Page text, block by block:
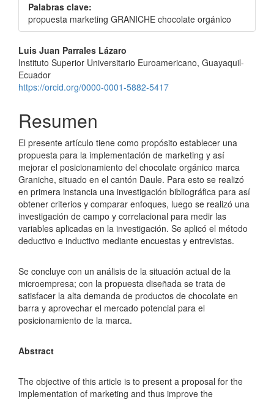
Palabras clave:
propuesta marketing GRANICHE chocolate orgánico
Contenido
principal
del
artículo
Luis Juan Parrales Lázaro
Instituto Superior Universitario Euroamericano, Guayaquil-
Ecuador
https://orcid.org/0000-0001-5882-5417
Resumen
El presente artículo tiene como propósito establecer una
propuesta para la implementación de marketing y así
mejorar el posicionamiento del chocolate orgánico marca
Graniche, situado en el cantón Daule. Para esto se realizó
en primera instancia una investigación bibliográfica para así
obtener criterios y comparar enfoques, luego se realizó una
investigación de campo y correlacional para medir las
variables aplicadas en la investigación. Se aplicó el método
deductivo e inductivo mediante encuestas y entrevistas.
Se concluye con un análisis de la situación actual de la
microempresa; con la propuesta diseñada se trata de
satisfacer la alta demanda de productos de chocolate en
barra y aprovechar el mercado potencial para el
posicionamiento de la marca.
Abstract
The objective of this article is to present a proposal for the
implementation of marketing and thus improve the